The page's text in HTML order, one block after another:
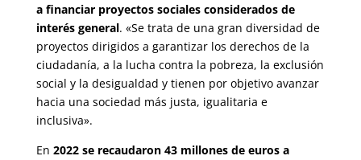
a financiar proyectos sociales considerados de
interés general. «Se trata de una gran diversidad de
proyectos dirigidos a garantizar los derechos de la
ciudadanía, a la lucha contra la pobreza, la exclusión
social y la desigualdad y tienen por objetivo avanzar
hacia una sociedad más justa, igualitaria e
inclusiva».
En 2022 se recaudaron 43 millones de euros a